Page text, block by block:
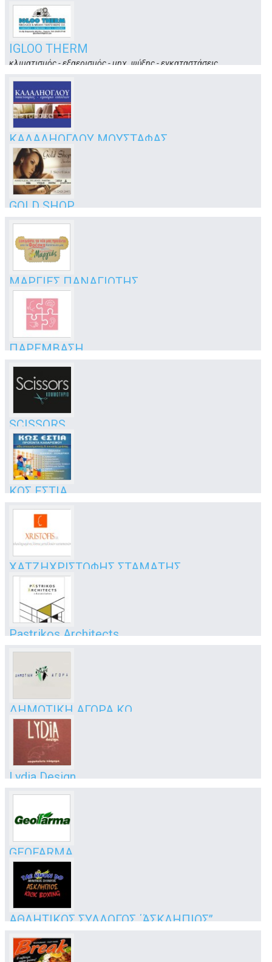
γραφεία τελετών
4ο χλμ. Επαρχ. (όπισθεν Μαρινόπουλο)
Κως
IGLOO THERM
κλιματισμός - εξαερισμός - μηχ. ψύξης - εγκαταστάσεις
ΚΑΛΑΛΗΟΓΛΟΥ ΜΟΥΣΤΑΦΑΣ
εμπόριο επίπλων - ταπετσαρίες
Θεσσαλίας, Πλατάνι
Κως
GOLD SHOP
Ελ. Βενιζέλου 6
Κως
ΜΑΡΓΙΕΣ ΠΑΝΑΓΙΩΤΗΣ
φρέσκα κοτόπουλα δικής μας παραγωγής!
Βασιλέως Παύλου 33
ΠΑΡΕΜΒΑΣΗ
Μακρυγιάννη 1 - Αντιμάχεια (υποκ/μα)
Κως
SCISSORS
κομμωτήριο
Ζηπάρι
Κως
ΚΩΣ ΕΣΤΙΑ
1ο Χλμ. Μαρμαρωτό
ΧΑΤΖΗΧΡΙΣΤΟΦΗΣ ΣΤΑΜΑΤΗΣ
...για ότι χρειαστείς...
3ο χλμ. Επαρχιακής Οδού, Πελαργός
Κως
Pastrikos Architects
Κως
ΔΗΜΟΤΙΚΗ ΑΓΟΡΑ ΚΩ
αγορά - λαχαναγορά
Πλατεία Ελευθερίας
Lydia Design
Κως
GEOFARMA
άνθη - φυτά
Ζηπάρι, Μεσσαριά
Κως
ΑΘΛΗΤΙΚΟΣ ΣΥΛΛΟΓΟΣ ΄ΆΣΚΛΗΠΙΟΣ’’
ΚΩΣ